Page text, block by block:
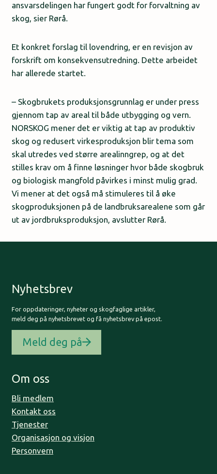
ansvarsdelingen har fungert godt for forvaltning av
skog, sier Rørå.
Et konkret forslag til lovendring, er en revisjon av
forskrift om konsekvensutredning. Dette arbeidet
har allerede startet.
– Skogbrukets produksjonsgrunnlag er under press
gjennom tap av areal til både utbygging og vern.
NORSKOG mener det er viktig at tap av produktiv
skog og redusert virkesproduksjon blir tema som
skal utredes ved større arealinngrep, og at det
stilles krav om å finne løsninger hvor både skogbruk
og biologisk mangfold påvirkes i minst mulig grad.
Vi mener at det også må stimuleres til å øke
skogproduksjonen på de landbruksarealene som går
ut av jordbruksproduksjon, avslutter Rørå.
Nyhetsbrev
For oppdateringer, nyheter og skogfaglige artikler,
meld deg på nyhetsbrevet og få nyhetsbrev på epost.
Meld deg på
Om oss
Bli medlem
Kontakt oss
Tjenester
Organisasjon og visjon
Personvern